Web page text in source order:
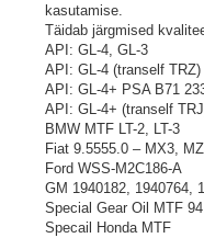
kasutamise.
Täidab järgmised
API: GL-4, GL-3
API: GL-4 (tranself TRZ)
API: GL-4+ PSA B71
API: GL-4+ (tranself
BMW MTF LT-2, LT-3
Fiat 9.5555.0 – MX3,
Ford WSS-M2C186-A
GM 1940182, 1940764,
Special Gear Oil MTF 94
Specail Honda MTF